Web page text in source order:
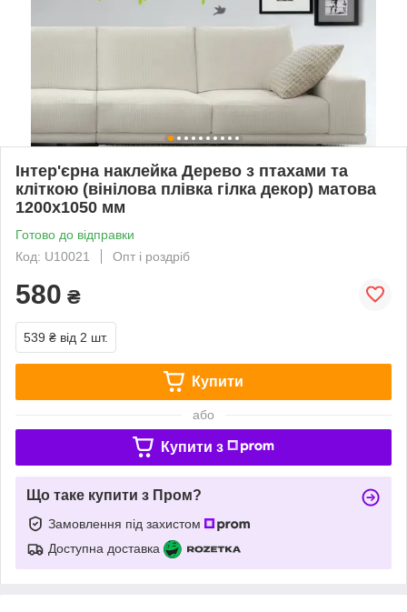
Інтер'єрна наклейка Дерево з птахами та
кліткою (вінілова плівка гілка декор) матова
1200х1050 мм
Готово до відправки
Код: U10021
Опт і роздріб
580 ₴
539 ₴ від 2 шт.
Купити
або
Купити з
Що таке купити з Пром?
Замовлення під захистом
Доступна доставка